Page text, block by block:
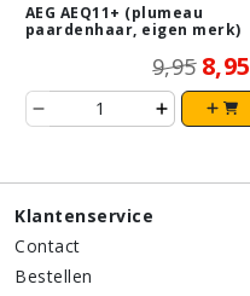
AEG AEQ11+ (plumeau
paardenhaar, eigen merk)
9,95 8,95
Klantenservice
Contact
Bestellen